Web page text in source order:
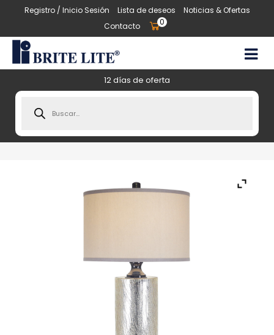
Registro / Inicio Sesión Lista de deseos
Noticias & Ofertas
Contacto
0
12 días de oferta
search